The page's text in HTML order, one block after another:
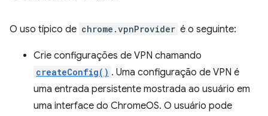
O uso típico de chrome.vpnProvider é o seguinte:
Crie configurações de VPN chamando
createConfig() . Uma configuração de VPN é
uma entrada persistente mostrada ao usuário em
uma interface do ChromeOS. O usuário pode